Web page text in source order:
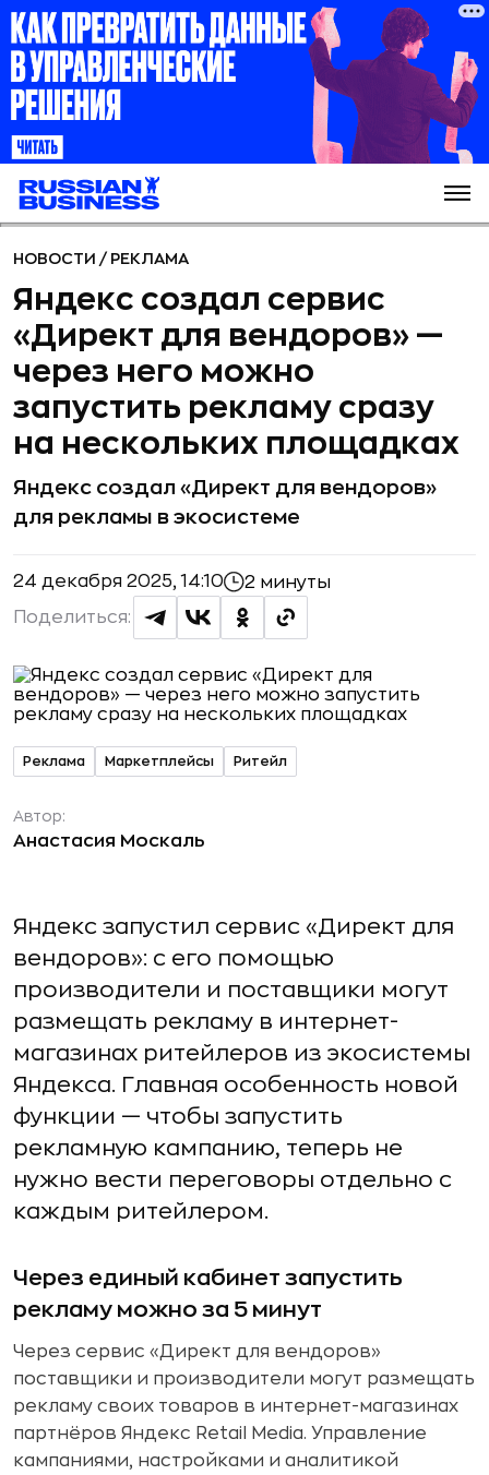
НОВОСТИ / РЕКЛАМА
Яндекс создал сервис
«Директ для вендоров» —
через него можно
запустить рекламу сразу
на нескольких площадках
Яндекс создал «Директ для вендоров»
для рекламы в экосистеме
24 декабря 2025, 14:10 2 минуты
Поделиться:
Реклама Маркетплейсы Ритейл
Автор:
Анастасия Москаль
Яндекс запустил сервис «Директ для
вендоров»: с его помощью
производители и поставщики могут
размещать рекламу в интернет-
магазинах ритейлеров из экосистемы
Яндекса. Главная особенность новой
функции — чтобы запустить
рекламную кампанию, теперь не
нужно вести переговоры отдельно с
каждым ритейлером.
Через единый кабинет запустить
рекламу можно за 5 минут
Через сервис «Директ для вендоров»
поставщики и производители могут размещать
рекламу своих товаров в интернет-магазинах
партнёров Яндекс Retail Media. Управление
кампаниями, настройками и аналитикой